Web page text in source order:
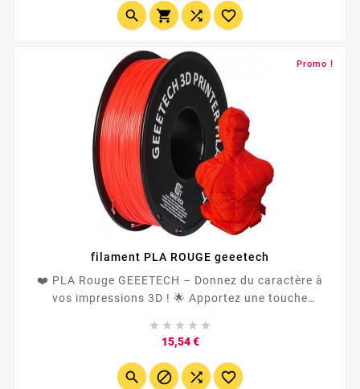
optimale , une qualité exceptionnelle , et une
compatibilité...
   
Promo !
filament PLA ROUGE geeetech
❤️ PLA Rouge GEEETECH – Donnez du caractère à
vos impressions 3D ! 🌟 Apportez une touche
GEEETECH , un filament haute performance adapté à
toutes les imprimantes 3D , y compris Bambulab ,
Anycubic , Creality , et les systèmes...
    
15,54 €Prix
   